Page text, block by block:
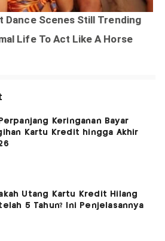
Keringanan Bayar
Kartu Kredit hingga Akhir
Utang Kartu Kredit Hilang
5 Tahun? Ini Penjelasannya